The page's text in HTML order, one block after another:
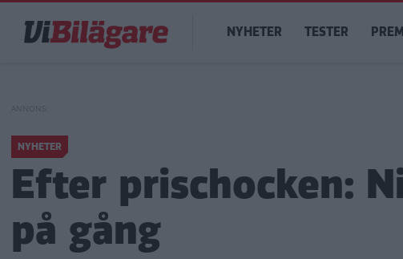
huvudinnehåll
Main
navigation
NYHETER TESTER
NYHETER
Efter prischocken:
på gång